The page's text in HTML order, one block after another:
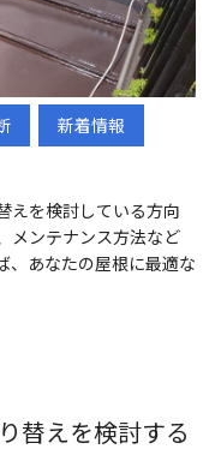
工事例
社概要
新着情報
えを検討している方向
メンテナンス方法など
、あなたの屋根に最適な
替えを検討する